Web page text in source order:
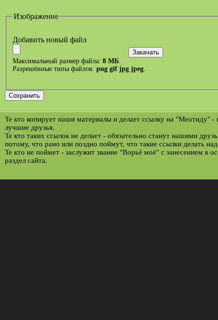
Изображение
Добавить новый файл
Максимальный размер файла: 8 МБ
Разрешённые типы файлов: png gif jpg jpeg
Те кто копирует наши материалы и делает ссылку на "Меотиду" -
лучшие друзья.
Те кто таких ссылок не делает - обязательно станут нашими
потому, что рано или поздно поймут, что такие ссылки делать
Те кто не поймет - заслужит звание "Ворьё моё" с занесением в
раздел сайта.